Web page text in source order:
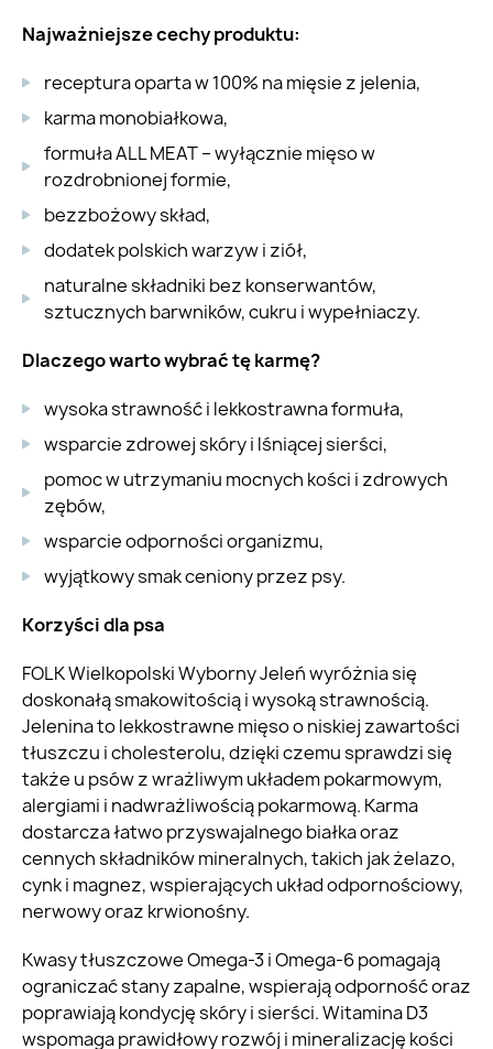
Najważniejsze cechy produktu:
receptura oparta w 100% na mięsie z jelenia,
karma monobiałkowa,
formuła ALL MEAT – wyłącznie mięso w
rozdrobnionej formie,
bezzbożowy skład,
dodatek polskich warzyw i ziół,
naturalne składniki bez konserwantów,
sztucznych barwników, cukru i wypełniaczy.
Dlaczego warto wybrać tę karmę?
wysoka strawność i lekkostrawna formuła,
wsparcie zdrowej skóry i lśniącej sierści,
pomoc w utrzymaniu mocnych kości i zdrowych
zębów,
wsparcie odporności organizmu,
wyjątkowy smak ceniony przez psy.
Korzyści dla psa
FOLK Wielkopolski Wyborny Jeleń wyróżnia się
doskonałą smakowitością i wysoką strawnością.
Jelenina to lekkostrawne mięso o niskiej zawartości
tłuszczu i cholesterolu, dzięki czemu sprawdzi się
także u psów z wrażliwym układem pokarmowym,
alergiami i nadwrażliwością pokarmową. Karma
dostarcza łatwo przyswajalnego białka oraz
cennych składników mineralnych, takich jak żelazo,
cynk i magnez, wspierających układ odpornościowy,
nerwowy oraz krwionośny.
Kwasy tłuszczowe Omega-3 i Omega-6 pomagają
ograniczać stany zapalne, wspierają odporność oraz
poprawiają kondycję skóry i sierści. Witamina D3
wspomaga prawidłowy rozwój i mineralizację kości